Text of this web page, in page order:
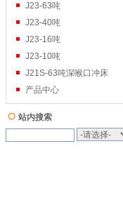
J23-63吨
J23-40吨
J23-16吨
J23-10吨
J21S-63吨深喉口冲床
产品中心
站内搜索